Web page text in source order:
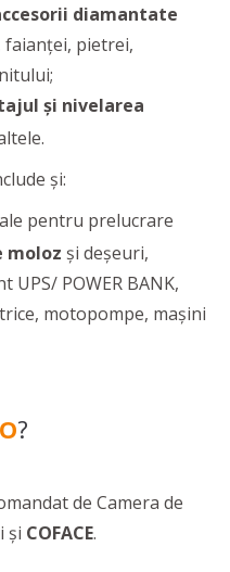
diamantate
faianței, pietrei,
și nivelarea
și:
pentru prelucrare
moloz și deșeuri,
POWER BANK,
motopompe, mașini
?
de Camera de
și COFACE.